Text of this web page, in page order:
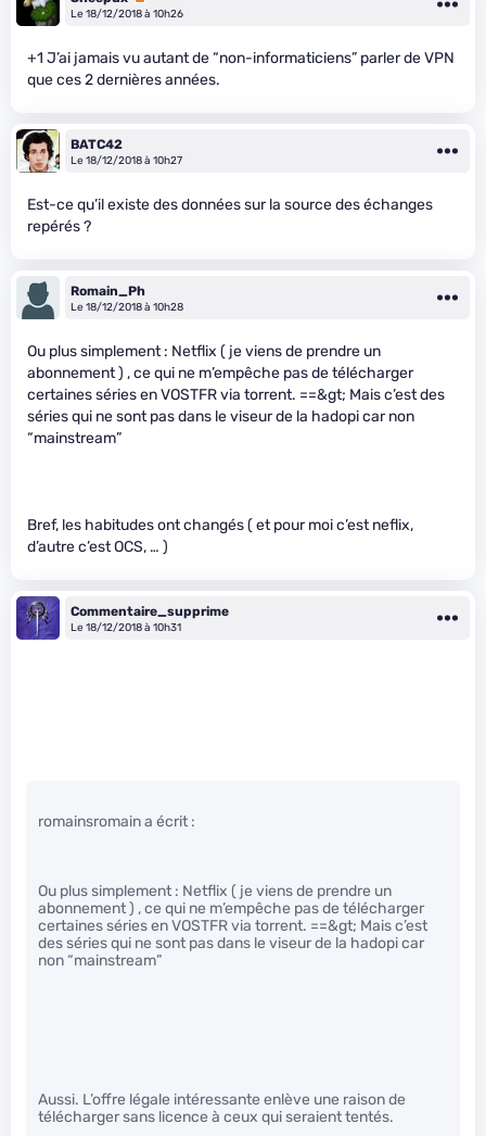
Le 18/12/2018 à 10h26
+1 J’ai jamais vu autant de “non-informaticiens” parler de VPN
que ces 2 dernières années.
BATC42
Le 18/12/2018 à 10h27
Est-ce qu’il existe des données sur la source des échanges
repérés ?
Romain_Ph
Le 18/12/2018 à 10h28
Ou plus simplement : Netflix ( je viens de prendre un
abonnement ) , ce qui ne m’empêche pas de télécharger
certaines séries en VOSTFR via torrent. ==&gt; Mais c’est des
séries qui ne sont pas dans le viseur de la hadopi car non
“mainstream”
Bref, les habitudes ont changés ( et pour moi c’est neflix,
d’autre c’est OCS, … )
Commentaire_supprime
Le 18/12/2018 à 10h31
romainsromain a écrit :
Ou plus simplement : Netflix ( je viens de prendre un
abonnement ) , ce qui ne m’empêche pas de télécharger
certaines séries en VOSTFR via torrent. ==&gt; Mais c’est
des séries qui ne sont pas dans le viseur de la hadopi car
non “mainstream”
Aussi. L’offre légale intéressante enlève une raison de
télécharger sans licence à ceux qui seraient tentés.